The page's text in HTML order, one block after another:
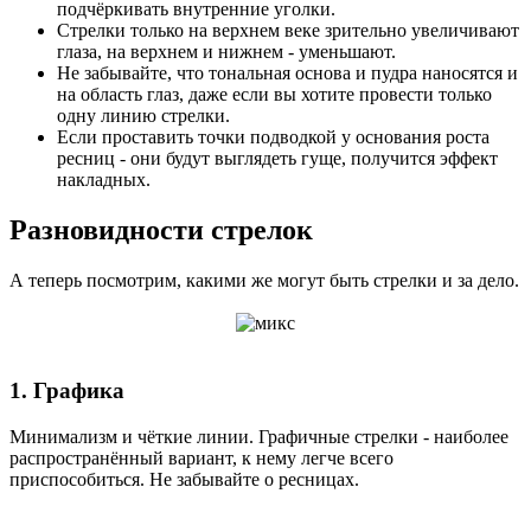
подчёркивать внутренние уголки.
Стрелки только на верхнем веке зрительно увеличивают
глаза, на верхнем и нижнем - уменьшают.
Не забывайте, что тональная основа и пудра наносятся и
на область глаз, даже если вы хотите провести только
одну линию стрелки.
Если проставить точки подводкой у основания роста
ресниц - они будут выглядеть гуще, получится эффект
накладных.
Разновидности стрелок
А теперь посмотрим, какими же могут быть стрелки и за дело.
1. Графика
Минимализм и чёткие линии. Графичные стрелки - наиболее
распространённый вариант, к нему легче всего
приспособиться. Не забывайте о ресницах.